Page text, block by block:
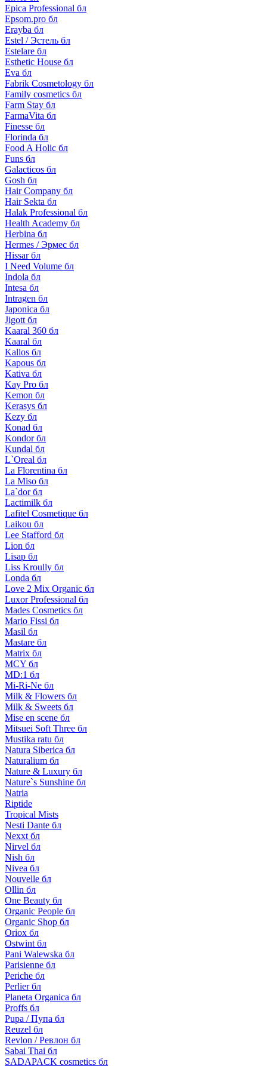
Epica Professional бл
Epsom.pro бл
Erayba бл
Estel / Эстель бл
Estelare бл
Esthetic House бл
Eva бл
Fabrik Cosmetology бл
Family cosmetics бл
Farm Stay бл
FarmaVita бл
Finesse бл
Florinda бл
Food A Holic бл
Funs бл
Galacticos бл
Gosh бл
Hair Company бл
Hair Sekta бл
Halak Professional бл
Health Academy бл
Herbina бл
Hermes / Эрмес бл
Hissar бл
I Need Volume бл
Indola бл
Intesa бл
Intragen бл
Japonica бл
Jigott бл
Kaaral 360 бл
Kaaral бл
Kallos бл
Kapous бл
Kativa бл
Kay Pro бл
Kemon бл
Kerasys бл
Kezy бл
Konad бл
Kondor бл
Kundal бл
L`Oreal бл
La Florentina бл
La Miso бл
La`dor бл
Lactimilk бл
Lafitel Cosmetique бл
Laikou бл
Lee Stafford бл
Lion бл
Lisap бл
Liss Kroully бл
Londa бл
Love 2 Mix Organic бл
Luxor Professional бл
Mades Cosmetics бл
Mario Fissi бл
Masil бл
Mastare бл
Matrix бл
MCY бл
MD:1 бл
Mi-Ri-Ne бл
Milk & Flowers бл
Milk & Sweets бл
Mise en scene бл
Mitsuei Soft Three бл
Mustika ratu бл
Natura Siberica бл
Naturalium бл
Nature & Luxury бл
Nature`s Sunshine бл
Natria
Riptide
Tropical Mists
Nesti Dante бл
Nexxt бл
Nirvel бл
Nish бл
Nivea бл
Nouvelle бл
Ollin бл
One Beauty бл
Organic People бл
Organic Shop бл
Oriox бл
Ostwint бл
Pani Walewska бл
Parisienne бл
Periche бл
Perlier бл
Planeta Organica бл
Proffs бл
Pupa / Пупа бл
Reuzel бл
Revlon / Ревлон бл
Sabai Thai бл
SADAPACK cosmetics бл